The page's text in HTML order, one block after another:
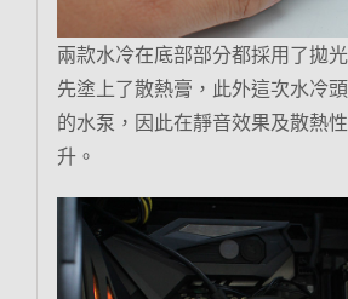
兩款水冷在底部部分都採用了拋
先塗上了散熱膏，此外這次水冷
的水泵，因此在靜音效果及散熱
升。